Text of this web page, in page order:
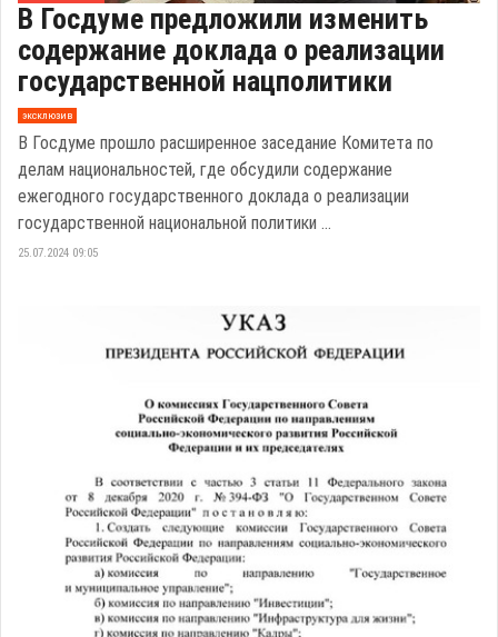
В Госдуме предложили изменить
содержание доклада о реализации
государственной нацполитики
эксклюзив
В Госдуме прошло расширенное заседание Комитета по
делам национальностей, где обсудили содержание
ежегодного государственного доклада о реализации
государственной национальной политики ...
25.07.2024 09:05